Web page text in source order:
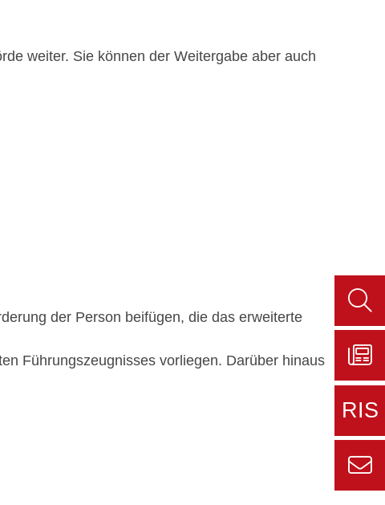
weiter. Sie können der Weitergabe aber auch
der Person beifügen, die das erweiterte
Führungszeugnisses vorliegen. Darüber hinaus
Zu
RIS
Seite